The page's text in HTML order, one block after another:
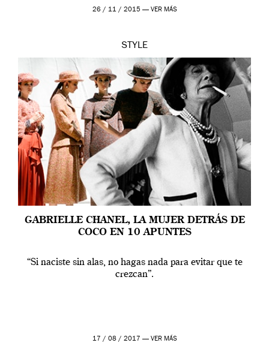
McLaine ni ninguna otra. A él […]
26 / 11 / 2015 — VER MÁS
STYLE
GABRIELLE CHANEL, LA MUJER DETRÁS DE
COCO EN 10 APUNTES
“Si naciste sin alas, no hagas nada para evitar que te
crezcan”.
17 / 08 / 2017 — VER MÁS